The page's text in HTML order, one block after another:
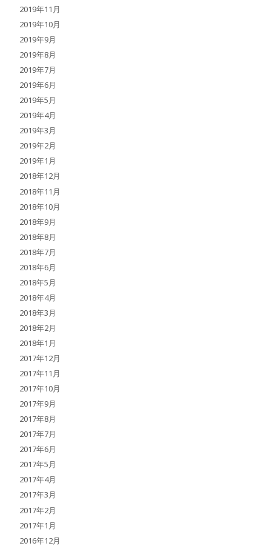
2019年11月
2019年10月
2019年9月
2019年8月
2019年7月
2019年6月
2019年5月
2019年4月
2019年3月
2019年2月
2019年1月
2018年12月
2018年11月
2018年10月
2018年9月
2018年8月
2018年7月
2018年6月
2018年5月
2018年4月
2018年3月
2018年2月
2018年1月
2017年12月
2017年11月
2017年10月
2017年9月
2017年8月
2017年7月
2017年6月
2017年5月
2017年4月
2017年3月
2017年2月
2017年1月
2016年12月